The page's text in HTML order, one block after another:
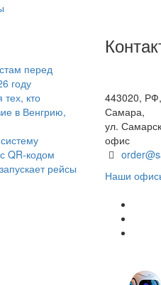
перед
году
кто
в Венгрию,
QR-кодом
рейсы
443020,
Самара,
ул.
офис
Наши